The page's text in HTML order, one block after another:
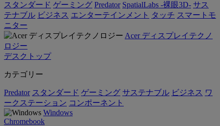
スタンダード ゲーミング Predator SpatialLabs -裸眼3D- サス
テナブル ビジネス エンターテインメント タッチ スマートモ
ニター
Acer ディスプレイテクノ
ロジー
デスクトップ
カテゴリー
Predator スタンダード ゲーミング サステナブル ビジネス ワ
ークステーション コンポーネント
Windows
Chromebook